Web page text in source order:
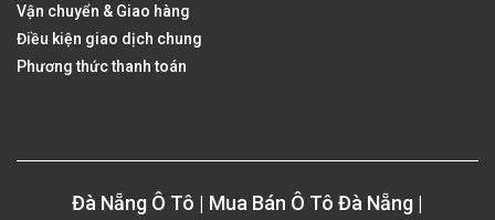
Vận chuyển & Giao hàng
Điều kiện giao dịch chung
Phương thức thanh toán
Đà Nẵng Ô Tô | Mua Bán Ô Tô Đà Nẵng |